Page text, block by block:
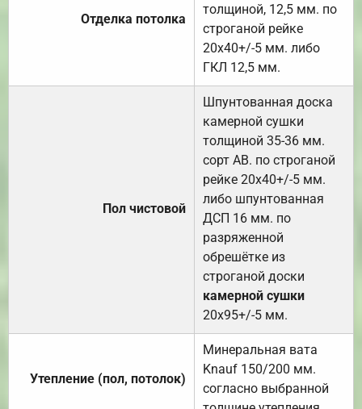
Отделка потолка
толщиной, 12,5 мм. по
строганой рейке
20х40+/-5 мм. либо
ГКЛ 12,5 мм.
Пол чистовой
Шпунтованная доска
камерной сушки
толщиной 35-36 мм.
сорт АВ. по строганой
рейке 20х40+/-5 мм.
либо шпунтованная
ДСП 16 мм. по
разряженной
обрешётке из
строганой доски
камерной сушки
20х95+/-5 мм.
Утепление (пол, потолок)
Минеральная вата
Knauf 150/200 мм.
согласно выбранной